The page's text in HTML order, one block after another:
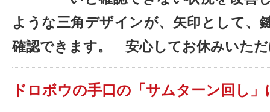
ような三角デザインが、矢印として、
確認できます。 安心してお休みいた
ドロボウの手口の「サムターン回し」